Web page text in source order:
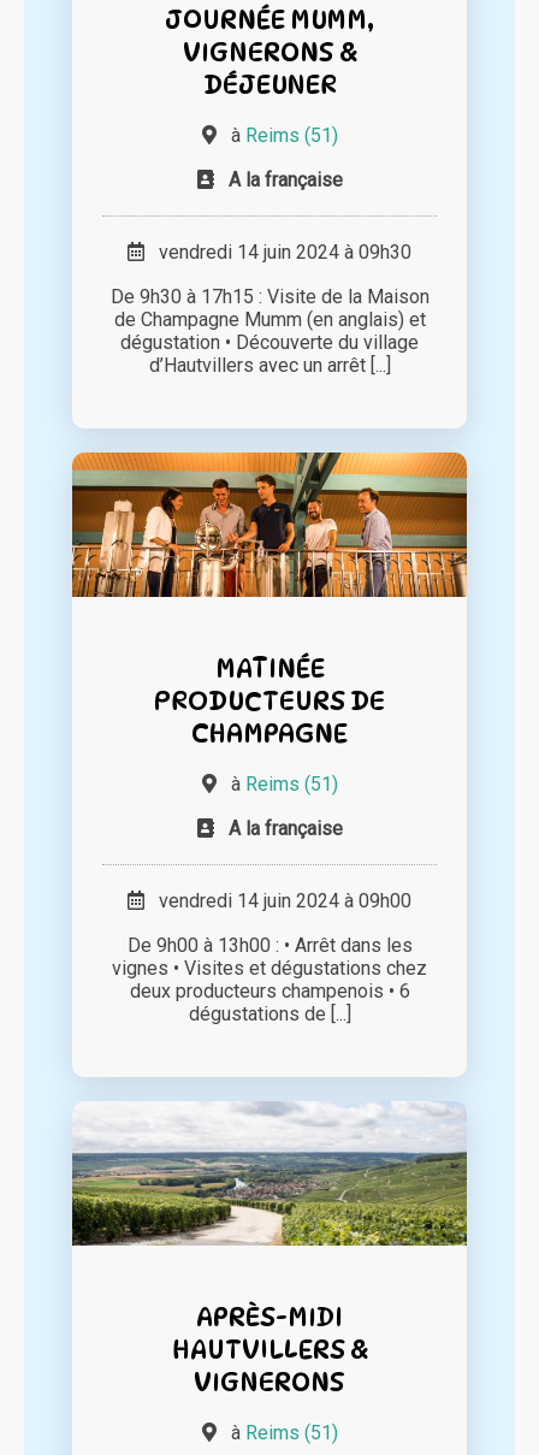
JOURNÉE MUMM,
VIGNERONS &
DÉJEUNER
à Reims (51)
A la française
vendredi 14 juin 2024 à 09h30
De 9h30 à 17h15 : Visite de la Maison
de Champagne Mumm (en anglais) et
dégustation • Découverte du village
d’Hautvillers avec un arrêt [...]
MATINÉE
PRODUCTEURS DE
CHAMPAGNE
à Reims (51)
A la française
vendredi 14 juin 2024 à 09h00
De 9h00 à 13h00 : • Arrêt dans les
vignes • Visites et dégustations chez
deux producteurs champenois • 6
dégustations de [...]
APRÈS-MIDI
HAUTVILLERS &
VIGNERONS
à Reims (51)